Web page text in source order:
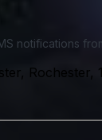
notifications
Rochester,